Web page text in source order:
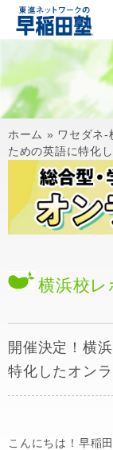
ホーム » ワセダネ-
ための英語に特化
横浜校レ
開催決定！横
特化したオン
こんにちは！早稲